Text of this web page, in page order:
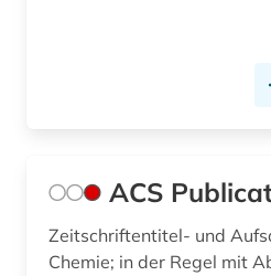
edition (1)
ACS
Zeitschriftentitel- und
Chemie; in der Regel mit